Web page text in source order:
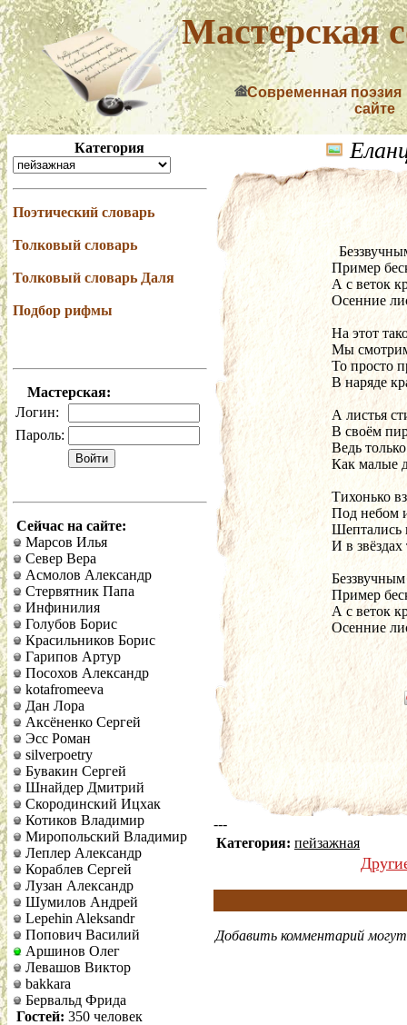
Мастерская
Современная поэзия
сайте
Категория
Поэтический словарь
Толковый словарь
Толковый словарь Даля
Подбор рифмы
Мастерская:
Логин:
Пароль:
Сейчас на сайте:
Марсов Илья
Север Вера
Асмолов Александр
Стервятник Папа
Инфинилия
Голубов Борис
Красильников Борис
Гарипов Артур
Посохов Александр
kotafromeeva
Дан Лора
Аксёненко Сергей
Эсс Роман
silverpoetry
Бувакин Сергей
Шнайдер Дмитрий
Скородинский Ицхак
Котиков Владимир
Миропольский Владимир
Леплер Александр
Кораблев Сергей
Лузан Александр
Шумилов Андрей
Lepehin Aleksandr
Попович Василий
Аршинов Олег
Левашов Виктор
bakkara
Бервальд Фрида
Гостей: 350 человек
Пример
А с веток
Осенние
На этот
Мы
То просто
В наряде
А листья
В своём
Ведь
Как малые
Тихонько
Под небом
Шептались
И в звёздах
Пример
А с веток
Осенние
---
Категория: пейзажная
Добавить комментарий